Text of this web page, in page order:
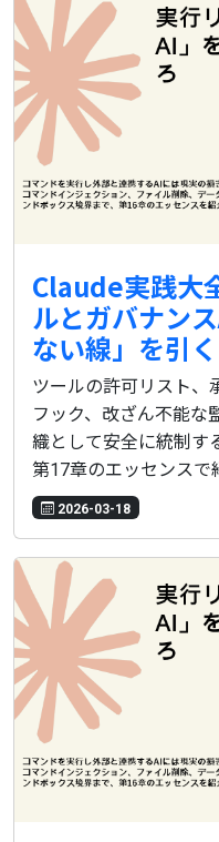
Claude実践大
ルとガバナンス
ない線」を引く
ツールの許可リスト、
フック、改ざん不能な
織として安全に統制す
第17章のエッセンスで
2026-03-18